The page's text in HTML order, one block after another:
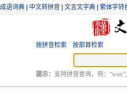
成语词典 中文转拼音 文言文字典 繁体字转
按拼音检索 按部首检索
提示： 支持拼音查询，例：